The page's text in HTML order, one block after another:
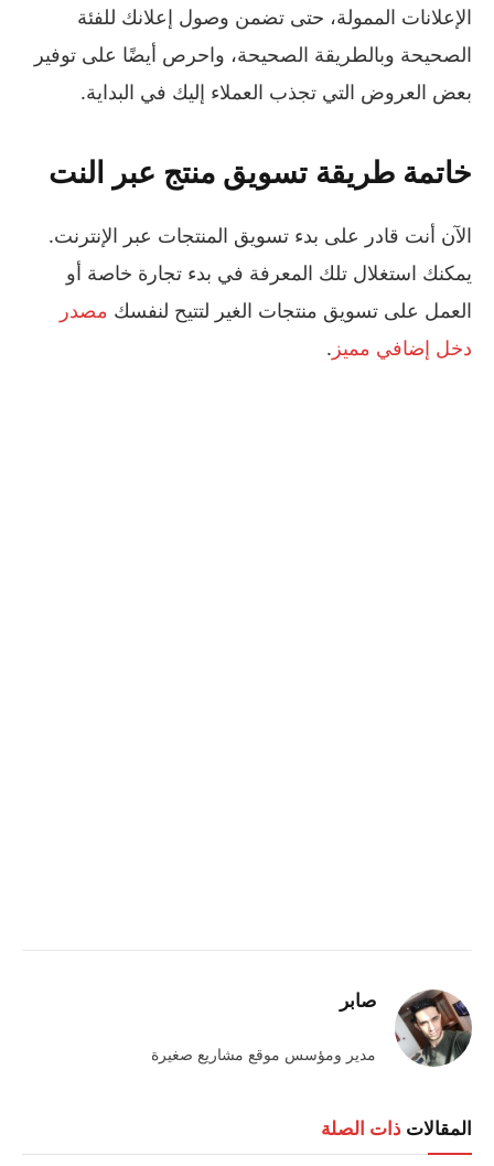
الإعلانات الممولة، حتى تضمن وصول إعلانك للفئة
الصحيحة وبالطريقة الصحيحة، واحرص أيضًا على توفير
بعض العروض التي تجذب العملاء إليك في البداية.
خاتمة طريقة تسويق منتج عبر النت
الآن أنت قادر على بدء تسويق المنتجات عبر الإنترنت.
يمكنك استغلال تلك المعرفة في بدء تجارة خاصة أو
العمل على تسويق منتجات الغير لتتيح لنفسك مصدر
دخل إضافي مميز .
صابر
مدير ومؤسس موقع مشاريع صغيرة
المقالات ذات الصلة